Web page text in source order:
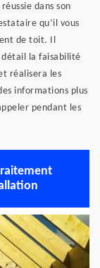
dans son
qu’il vous
de toit. Il
détail la faisabilité
réalisera les
informations plus
pendant les